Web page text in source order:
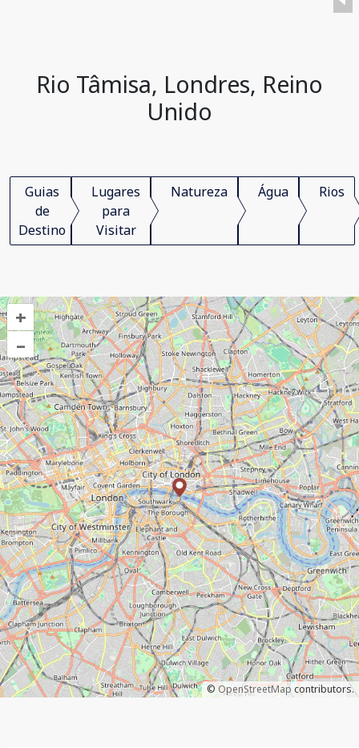
Rio Tâmisa, Londres, Reino
Unido
Guias
de
Destino
Lugares
para
Visitar
Natureza Água Rios
+
–
© OpenStreetMap contributors.